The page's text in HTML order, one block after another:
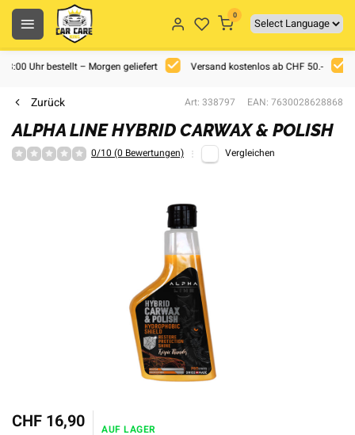
0
Uhr bestellt – Morgen geliefert Versand kostenlos ab CHF 50.-
Zurück Art: 338797 EAN: 7630028628868
ALPHA LINE HYBRID CARWAX & POLISH
0/10 (0 Bewertungen) Vergleichen
CHF 16,90 AUF LAGER